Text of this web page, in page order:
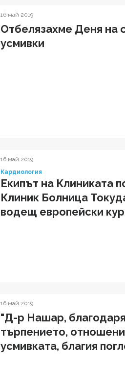
16 май 2019
Отбелязахме Деня на
усмивки
16 май 2019
Кардиология
Екипът на Клиниката
Клиник Болница
водещ европейски
16 май 2019
"Д-р Нашар,
търпението,
усмивката, благия